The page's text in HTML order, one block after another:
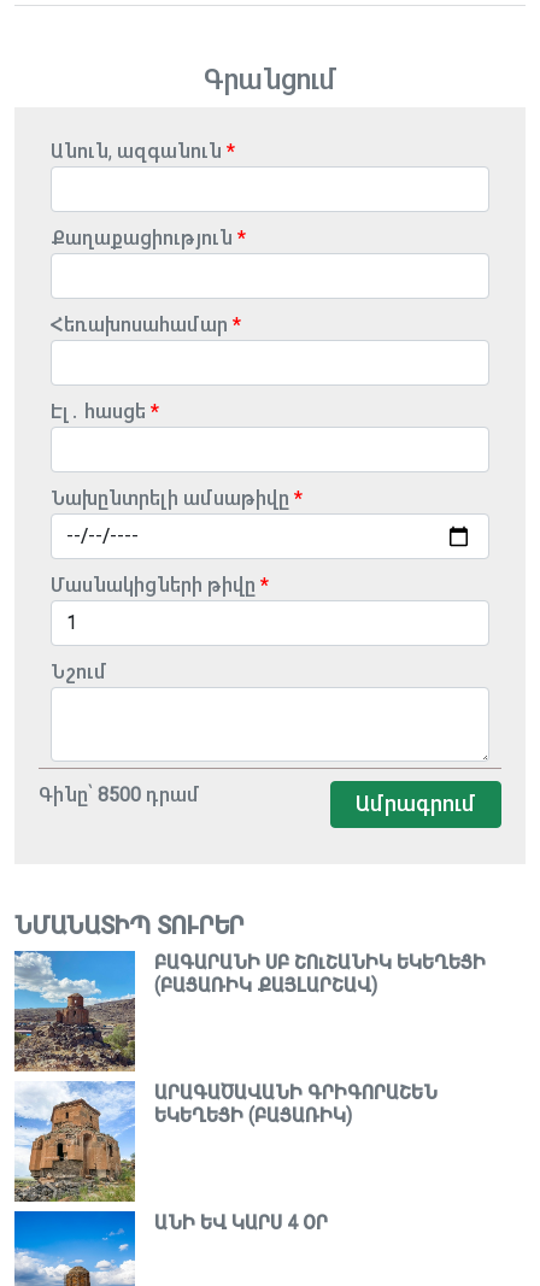
Գրանցում
Անուն, ազգանուն
Քաղաքացիություն
Հեռախոսահամար
Էլ․ հասցե
Նախընտրելի ամսաթիվը
Մասնակիցների թիվը
Նշում
Գինը՝ 8500 դրամ Ամրագրում
ՆՄԱՆԱՏԻՊ ՏՈՒՐԵՐ
ԲԱԳԱՐԱՆԻ ՍԲ ՇՈւՇԱՆԻԿ ԵԿԵՂԵՑԻ
(ԲԱՑԱՌԻԿ ՔԱՅԼԱՐՇԱՎ)
ԱՐԱԳԱԾԱՎԱՆԻ ԳՐԻԳՈՐԱՇԵՆ
ԵԿԵՂԵՑԻ (ԲԱՑԱՌԻԿ)
ԱՆԻ ԵՎ ԿԱՐՍ 4 ՕՐ